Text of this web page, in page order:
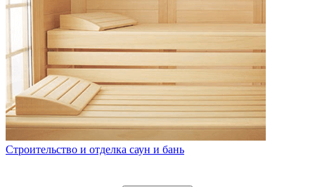
Строительство и отделка саун и бань